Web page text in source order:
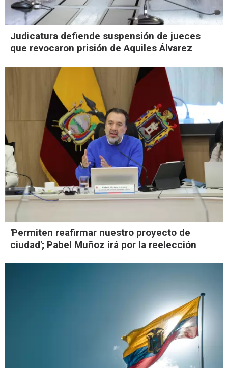
Judicatura defiende suspensión de jueces
que revocaron prisión de Aquiles Álvarez
'Permiten reafirmar nuestro proyecto de
ciudad'; Pabel Muñoz irá por la reelección